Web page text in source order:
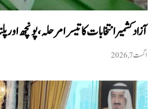
آزاد کشمیر انتخابات کا تیسرا مرحلہ، پونچھ
اگست 7, 2026